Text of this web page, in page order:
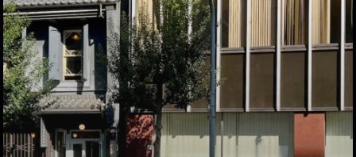
ハイパー縁側@中津
ハイパー縁側@天満
ハイパー縁側@淀屋
ハイパー縁側@中山